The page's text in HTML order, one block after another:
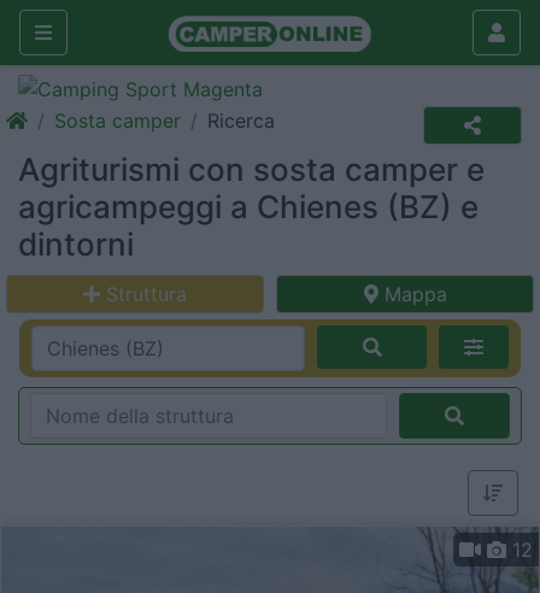
Sosta camper Ricerca
Agriturismi con sosta camper e
agricampeggi a Chienes (BZ) e
dintorni
Struttura Mappa
12